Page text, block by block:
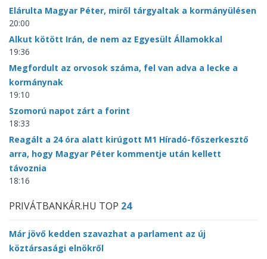
Elárulta Magyar Péter, miről tárgyaltak a kormányülésen
20:00
Alkut kötött Irán, de nem az Egyesült Államokkal
19:36
Megfordult az orvosok száma, fel van adva a lecke a
kormánynak
19:10
Szomorú napot zárt a forint
18:33
Reagált a 24 óra alatt kirúgott M1 Híradó-főszerkesztő
arra, hogy Magyar Péter kommentje után kellett
távoznia
18:16
PRIVÁTBANKÁR.HU TOP 24
Már jövő kedden szavazhat a parlament az új
köztársasági elnökről